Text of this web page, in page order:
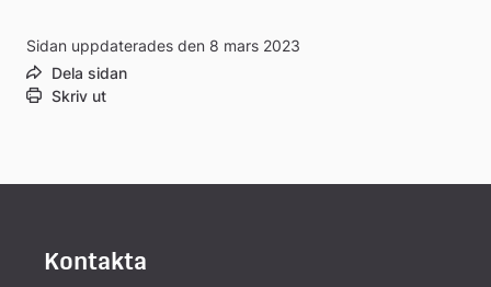
Sidan uppdaterades den 8 mars 2023
Dela sidan
Skriv ut
Kontakta